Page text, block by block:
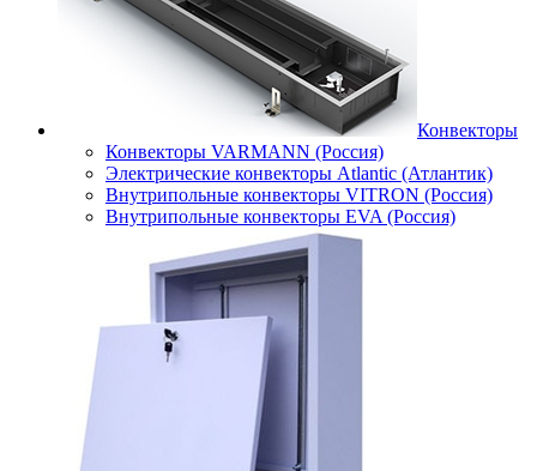
Конвекторы
Конвекторы VARMANN (Россия)
Электрические конвекторы Atlantic (Атлантик)
Внутрипольные конвекторы VITRON (Россия)
Внутрипольные конвекторы EVA (Россия)